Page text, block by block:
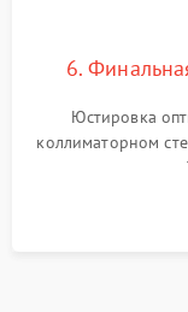
6.
Юстировка
коллиматорном
ударном
темноте,